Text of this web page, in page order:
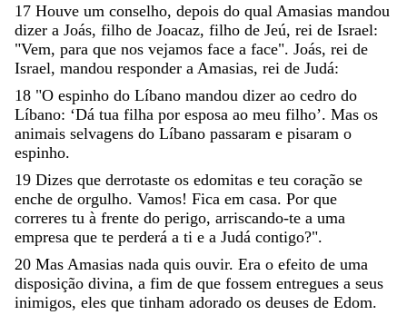
17 Houve um conselho, depois do qual Amasias mandou
dizer a Joás, filho de Joacaz, filho de Jeú, rei de Israel:
"Vem, para que nos vejamos face a face". Joás, rei de
Israel, mandou responder a Amasias, rei de Judá:
18 "O espinho do Líbano mandou dizer ao cedro do
Líbano: ‘Dá tua filha por esposa ao meu filho’. Mas os
animais selvagens do Líbano passaram e pisaram o
espinho.
19 Dizes que derrotaste os edomitas e teu coração se
enche de orgulho. Vamos! Fica em casa. Por que
correres tu à frente do perigo, arriscando-te a uma
empresa que te perderá a ti e a Judá contigo?".
20 Mas Amasias nada quis ouvir. Era o efeito de uma
disposição divina, a fim de que fossem entregues a seus
inimigos, eles que tinham adorado os deuses de Edom.